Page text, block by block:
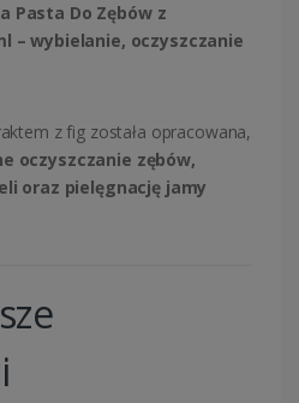
Pasta Do Zębów z
– wybielanie, oczyszczanie
z fig została opracowana,
oczyszczanie zębów,
oraz pielęgnację jamy